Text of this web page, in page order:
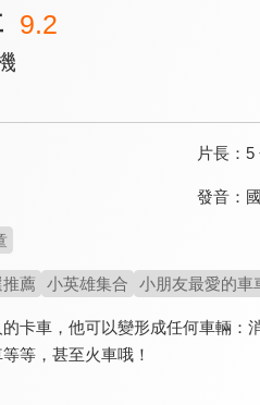
9.2
片長： 5
發音：
薦 小英雄集合 小朋友最愛的車
卡車，他可以變形成任何車輛
等，甚至火車哦！